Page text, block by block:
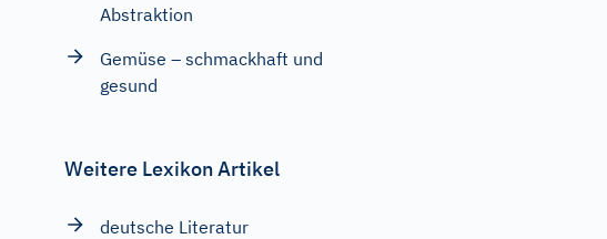
Abstraktion
Gemüse – schmackhaft und
gesund
Weitere Lexikon Artikel
deutsche Literatur